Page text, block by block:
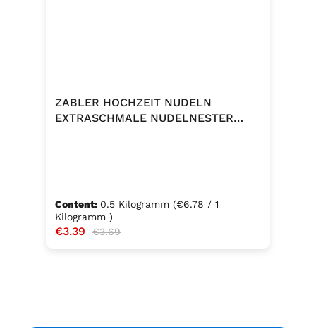
ZABLER HOCHZEIT NUDELN
EXTRASCHMALE NUDELNESTER
Content: 0.5 Kilogramm (€6.78 / 1
Kilogramm )
Sale price:
€3.39 Regular price:
€3.69